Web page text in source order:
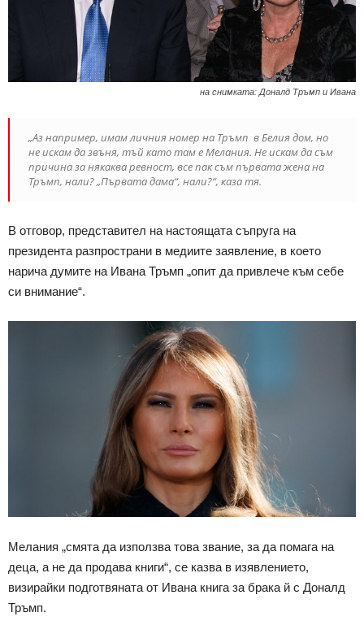
на снимката: Доналд Тръмп и Ивана
„Аз например, имам личния номер на Тръмп в Белия дом, но
не искам да звъня, тъй като там е Мелания. Не искам да съм
причина за някаква ревност, все пак съм първата жена на
Тръмп, нали? „Първата дама“, нали?“, каза тя.
В отговор, представител на настоящата съпруга на
президента разпространи в медиите заявление, в което
нарича думите на Ивана Тръмп „опит да привлече към себе
си внимание“.
Мелания „смята да използва това звание, за да помага на
деца, а не да продава книги“, се казва в изявлението,
визирайки подготвяната от Ивана книга за брака й с Доналд
Тръмп.